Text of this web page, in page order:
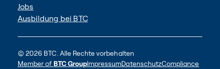
Jobs
Ausbildung bei BTC
© 2026 BTC. Alle Rechte vorbehalten
Member of BTC GroupImpressumDatenschutzCompliance